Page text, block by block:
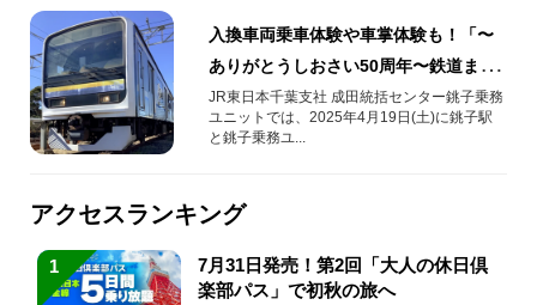
入換車両乗車体験や車掌体験も！「〜
ありがとうしおさい50周年〜鉄道まつ
りin銚子」を2025年4月19日(土)開催！
JR東日本千葉支社 成田統括センター銚子乗務
ユニットでは、2025年4月19日(土)に銚子駅
と銚子乗務ユ...
アクセスランキング
1
7月31日発売！第2回「大人の休日倶
楽部パス」で初秋の旅へ